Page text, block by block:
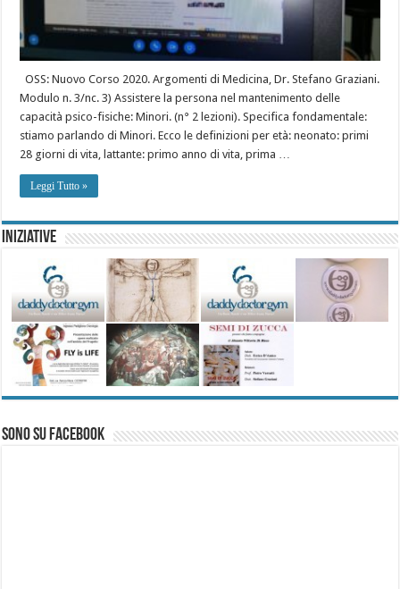
OSS: Nuovo Corso 2020. Argomenti di Medicina, Dr. Stefano Graziani.
Modulo n. 3/nc. 3) Assistere la persona nel mantenimento delle
capacità psico-fisiche: Minori. (n° 2 lezioni). Specifica fondamentale:
stiamo parlando di Minori. Ecco le definizioni per età: neonato: primi
28 giorni di vita, lattante: primo anno di vita, prima …
Leggi Tutto »
Iniziative
Sono su Facebook